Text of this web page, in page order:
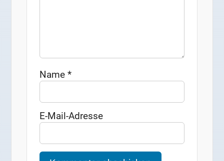
Name*
E-Mail-Adresse